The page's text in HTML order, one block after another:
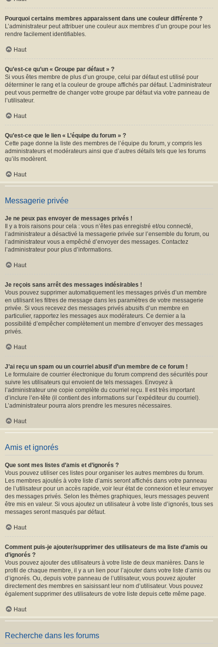
Pourquoi certains membres apparaissent dans une couleur différente ?
L’administrateur peut attribuer une couleur aux membres d’un groupe pour les
rendre facilement identifiables.
Haut
Qu’est-ce qu’un « Groupe par défaut » ?
Si vous êtes membre de plus d’un groupe, celui par défaut est utilisé pour
déterminer le rang et la couleur de groupe affichés par défaut. L’administrateur
peut vous permettre de changer votre groupe par défaut via votre panneau de
l’utilisateur.
Haut
Qu’est-ce que le lien « L’équipe du forum » ?
Cette page donne la liste des membres de l’équipe du forum, y compris les
administrateurs et modérateurs ainsi que d’autres détails tels que les forums
qu’ils modèrent.
Haut
Messagerie privée
Je ne peux pas envoyer de messages privés !
Il y a trois raisons pour cela : vous n’êtes pas enregistré et/ou connecté,
l’administrateur a désactivé la messagerie privée sur l’ensemble du forum, ou
l’administrateur vous a empêché d’envoyer des messages. Contactez
l’administrateur pour plus d’informations.
Haut
Je reçois sans arrêt des messages indésirables !
Vous pouvez supprimer automatiquement les messages privés d’un membre
en utilisant les filtres de message dans les paramètres de votre messagerie
privée. Si vous recevez des messages privés abusifs d’un membre en
particulier, rapportez les messages aux modérateurs. Ce dernier a la
possibilité d’empêcher complètement un membre d’envoyer des messages
privés.
Haut
J’ai reçu un spam ou un courriel abusif d’un membre de ce forum !
Le formulaire de courrier électronique du forum comprend des sécurités pour
suivre les utilisateurs qui envoient de tels messages. Envoyez à
l’administrateur une copie complète du courriel reçu. Il est très important
d’inclure l’en-tête (il contient des informations sur l’expéditeur du courriel).
L’administrateur pourra alors prendre les mesures nécessaires.
Haut
Amis et ignorés
Que sont mes listes d’amis et d’ignorés ?
Vous pouvez utiliser ces listes pour organiser les autres membres du forum.
Les membres ajoutés à votre liste d’amis seront affichés dans votre panneau
de l’utilisateur pour un accès rapide, voir leur état de connexion et leur envoyer
des messages privés. Selon les thèmes graphiques, leurs messages peuvent
être mis en valeur. Si vous ajoutez un utilisateur à votre liste d’ignorés, tous ses
messages seront masqués par défaut.
Haut
Comment puis-je ajouter/supprimer des utilisateurs de ma liste d’amis ou
d’ignorés ?
Vous pouvez ajouter des utilisateurs à votre liste de deux manières. Dans le
profil de chaque membre, il y a un lien pour l’ajouter dans votre liste d’amis ou
d’ignorés. Ou, depuis votre panneau de l’utilisateur, vous pouvez ajouter
directement des membres en saisissant leur nom d’utilisateur. Vous pouvez
également supprimer des utilisateurs de votre liste depuis cette même page.
Haut
Recherche dans les forums